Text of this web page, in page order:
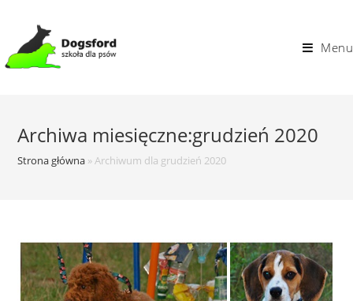
content
Menu
Archiwa miesięczne:grudzień 2020
Strona główna »Archiwum dla grudzień 2020